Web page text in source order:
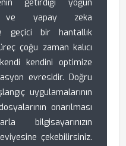
getirdiği yoğun
ve yapay zeka
geçici bir hantallık
çoğu zaman kalıcı
kendini optimize
evresidir. Doğru
uygulamalarının
onarılması
bilgisayarınızın
çekebilirsiniz.